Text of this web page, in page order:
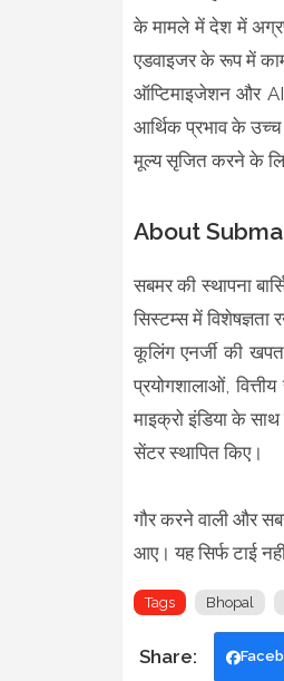
के मामले में देश में
एडवाइजर के रूप में
ऑप्टिमाइजेशन और AI
आर्थिक प्रभाव के उच्च
मूल्य सृजित करने के
About
सबमर की स्थापना
सिस्टम्स में विशेषज्ञता
कूलिंग एनर्जी की
प्रयोगशालाओं,
माइक्रो इंडिया के साथ
सेंटर स्थापित किए।
गौर करने वाली और
आए। यह सिर्फ टाई
Tags Bhopal